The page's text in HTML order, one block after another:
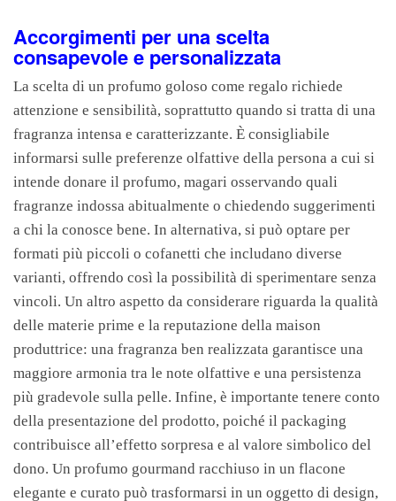
Accorgimenti per una scelta
consapevole e personalizzata
La scelta di un profumo goloso come regalo richiede
attenzione e sensibilità, soprattutto quando si tratta di una
fragranza intensa e caratterizzante. È consigliabile
informarsi sulle preferenze olfattive della persona a cui si
intende donare il profumo, magari osservando quali
fragranze indossa abitualmente o chiedendo suggerimenti
a chi la conosce bene. In alternativa, si può optare per
formati più piccoli o cofanetti che includano diverse
varianti, offrendo così la possibilità di sperimentare senza
vincoli. Un altro aspetto da considerare riguarda la qualità
delle materie prime e la reputazione della maison
produttrice: una fragranza ben realizzata garantisce una
maggiore armonia tra le note olfattive e una persistenza
più gradevole sulla pelle. Infine, è importante tenere conto
della presentazione del prodotto, poiché il packaging
contribuisce all’effetto sorpresa e al valore simbolico del
dono. Un profumo gourmand racchiuso in un flacone
elegante e curato può trasformarsi in un oggetto di design,